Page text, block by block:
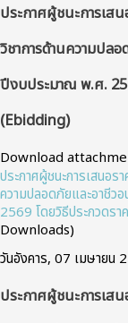
ประกาศผู้ชนะการเส
วิชาการด้านความปล
ปีงบประมาณ พ.ศ.
(ebidding)
Download
ประกาศผู้ชนะการเสนอร
ความปลอดภัยและอาชีว
2569 โดยวิธีประกวดร
Downloads)
วันอังคาร, 07 เมษายน
ประกาศผู้ชนะการเส